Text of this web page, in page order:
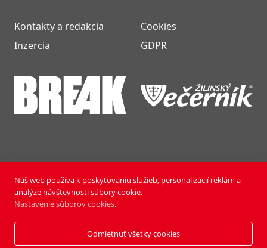
Kontakty a redakcia
Inzercia
Cookies
GDPR
NOVÝ ČAS NEDEĽA © 2024 | PUBLISHING HOUSE, a.s.,
Všetky práva vyhradené.
Vyrobili:Pixmark
Náš web používa k poskytovaniu služieb, personalizácií reklám a
analýze návštevnosti súbory cookie.
Nastavenie súborov cookies.
Odmietnuť všetky cookies